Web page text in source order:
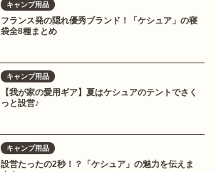
キャンプ用品
フランス発の隠れ優秀ブランド！「ケシュア」の寝
袋全8種まとめ
キャンプ用品
【我が家の愛用ギア】夏はケシュアのテントでさく
っと設営♪
キャンプ用品
設営たったの2秒！？「ケシュア」の魅力を伝えま